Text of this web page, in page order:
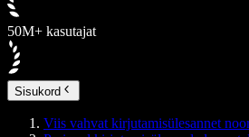
50M+ kasutajat
Sisukord
Viis vahvat kirjutamisülesannet